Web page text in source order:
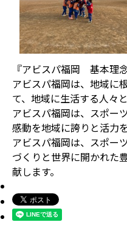
『アビスパ福岡 基本理念
アビスパ福岡は、地域に
て、地域に生活する人々
アビスパ福岡は、スポー
感動を地域に誇りと活力
アビスパ福岡は、スポー
づくりと世界に開かれた
献します。